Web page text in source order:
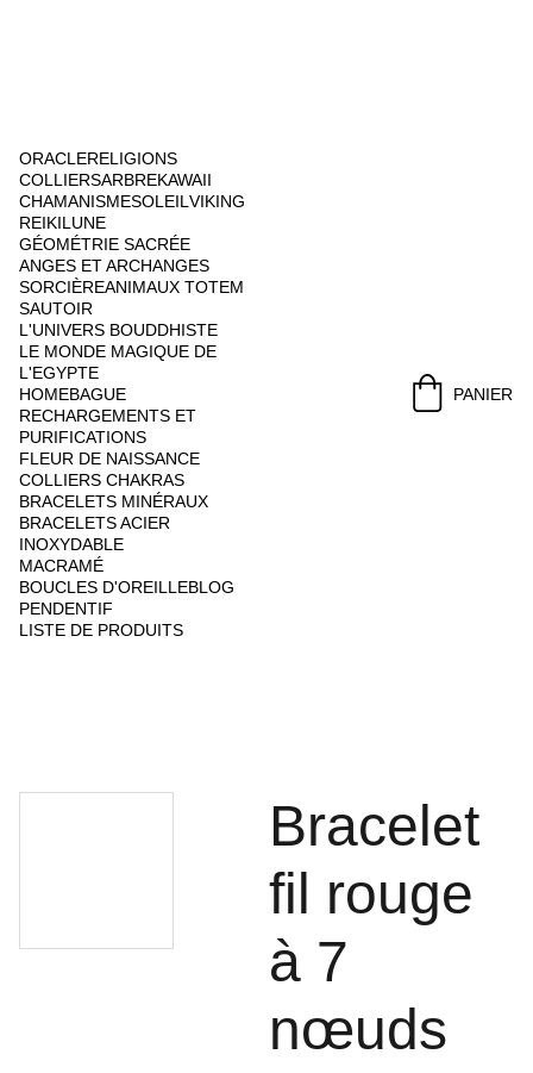
ORACLERELIGIONS
COLLIERSARBREKAWAII
CHAMANISMESOLEIL VIKING
REIKILUNE
GÉOMÉTRIE SACRÉE
ANGES ET ARCHANGES
SORCIÈREANIMAUX TOTEM
SAUTOIR
L'UNIVERS BOUDDHISTE
LE MONDE MAGIQUE DE
L'EGYPTE
HOMEBAGUE
RECHARGEMENTS ET
PURIFICATIONS
FLEUR DE NAISSANCE
COLLIERS CHAKRAS
BRACELETS MINÉRAUX
BRACELETS ACIER
INOXYDABLE
MACRAMÉ
BOUCLES D'OREILLEBLOG
PENDENTIF
LISTE DE PRODUITS
PANIER
Bracelet
fil rouge
à 7
nœuds